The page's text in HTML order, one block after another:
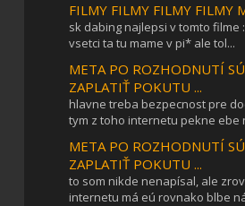
FILMY FILMY FILMY FILMY
sk dabing najlepsi v tomto filme
vsetci ta tu mame v pi* ale tol...
META PO ROZHODNUTÍ
ZAPLATIŤ POKUTU ...
hlavne treba bezpecnost pre
tym z toho internetu pekne ebe
META PO ROZHODNUTÍ
ZAPLATIŤ POKUTU ...
to som nikde nenapísal, ale
internetu má eú rovnako blbe